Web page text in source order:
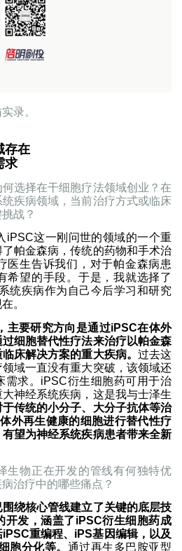
录。
存在
求
何选择在干细胞疗法领域创业？在
疾病领域，当前治疗方式或临床
战？
iPSC这一刚问世的领域的一个重
帕金森病，传统的药物和手术治
医生告诉我们，对于帕金森病患
希望的手段。于是，我就选择了
统疾病作为自己今后学习和研究
。
主要研究方向是通过iPSC在体外
细胞替代性疗法来治疗以帕金森
床解决方案的重大疾病。 过去这
域一直没有重大突破，该领域还
需求。iPSC衍生细胞药可用于治
神经系统疾病，这是我与士泽生
于传统的小分子、大分子抗体等治
外再生健康的细胞进行替代性疗
望为神经系统疾病患者带来全新
生物正在开发的管线有何独特优
治疗中的哪些痛点？
绕核心管线建立了关键的底层技
开发，涵盖了iPSC衍生细胞药成
重编程、iPS基因编辑，以及
胞分化等。 通过再生多巴胺亚型